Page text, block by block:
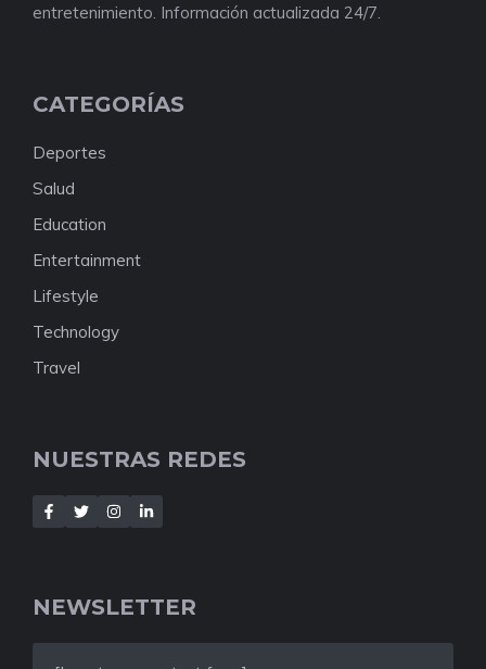
entretenimiento. Información actualizada 24/7.
CATEGORÍAS
Deportes
Salud
Education
Entertainment
Lifestyle
Technology
Travel
NUESTRAS REDES
NEWSLETTER